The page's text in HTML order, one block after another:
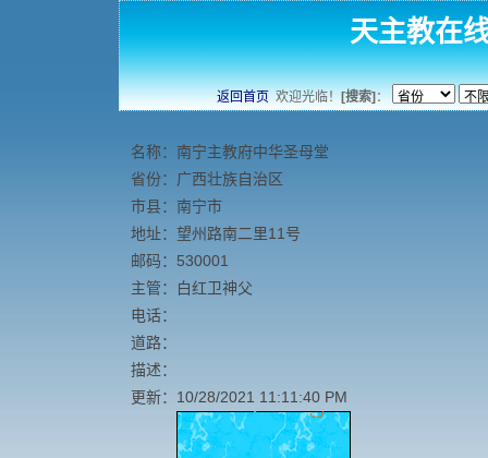
天主教在
返回首页欢迎光临！[搜索]：
名称：南宁主教府中华圣母堂
省份：广西壮族自治区
市县：南宁市
地址：望州路南二里11号
邮码：530001
主管：白红卫神父
电话：
道路：
描述：
更新：10/28/2021 11:11:40 PM